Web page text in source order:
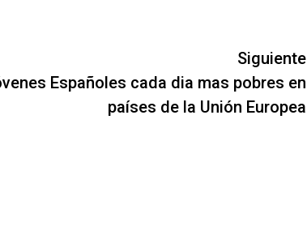
Siguiente
Españoles cada dia mas pobres en
países de la Unión Europea